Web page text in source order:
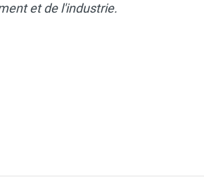
et de l'industrie.